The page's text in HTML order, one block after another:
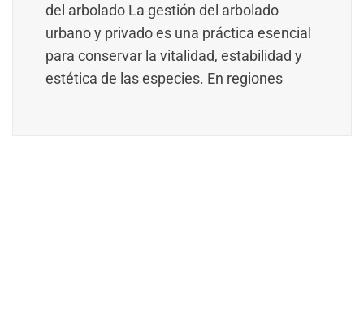
del arbolado La gestión del arbolado
urbano y privado es una práctica esencial
para conservar la vitalidad, estabilidad y
estética de las especies. En regiones